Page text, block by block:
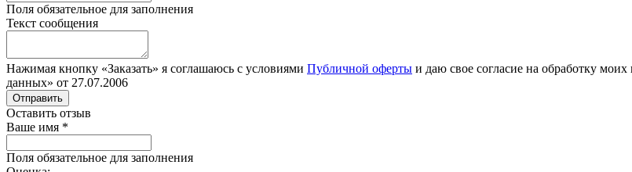
Поля обязательное для заполнения
Текст сообщения
Нажимая кнопку «Заказать» я соглашаюсь с условиями Публичной оферты и даю свое согласие на обработку
данных» от 27.07.2006
Отправить
Оставить отзыв
Ваше имя *
Поля обязательное для заполнения